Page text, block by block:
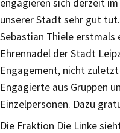
engagieren sich derzeit im
unserer Stadt sehr gut
Sebastian Thiele erstmals
Ehrennadel der Stadt
Engagement, nicht
Engagierte aus Gruppen
Einzelpersonen. Dazu
Die Fraktion Die Linke